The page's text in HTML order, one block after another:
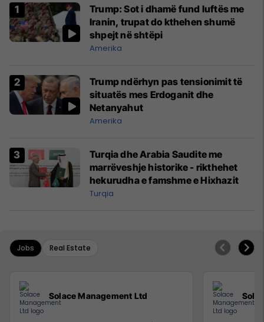
Trump: Sot i dhamë fund luftës me
Iranin, trupat do kthehen shumë
shpejt në shtëpi
Amerika
Trump ndërhyn pas tensionimit të
situatës mes Erdoganit dhe
Netanyahut
Amerika
Turqia dhe Arabia Saudite me
marrëveshje historike - rikthehet
hekurudha e famshme e Hixhazit
Turqia
Jobs Real Estate
Solace Management Ltd